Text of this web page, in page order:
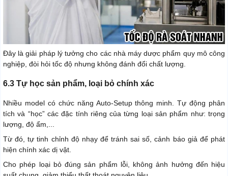
Đây là giải pháp lý tưởng cho các nhà máy dược phẩm quy mô công
nghiệp, đòi hỏi tốc độ nhưng không đánh đổi chất lượng.
6.3 Tự học sản phẩm, loại bỏ chính xác
Nhiều model có chức năng Auto-Setup thông minh. Tự động phân
tích và “học” các đặc tính riêng của từng loại sản phẩm như: trọng
lượng, độ ẩm,...
Từ đó, tự tinh chỉnh độ nhạy để tránh sai số, cảnh báo giả để phát
hiện chính xác dị vật.
Cho phép loại bỏ đúng sản phẩm lỗi, không ảnh hưởng đến hiệu